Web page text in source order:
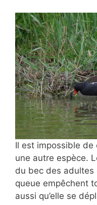
Il est impossible
une autre espèce.
du bec des adultes
queue empêchent
aussi qu’elle se